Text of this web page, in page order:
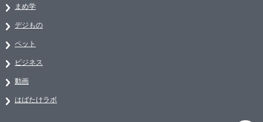
まめ学
デジもの
ペット
ビジネス
動画
はばたけラボ